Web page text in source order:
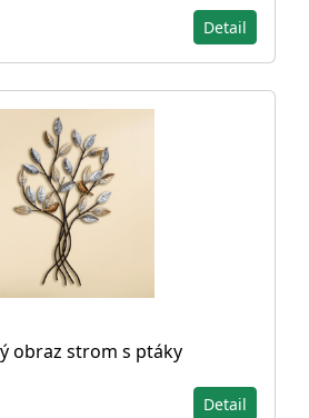
Detail
obraz strom s ptáky
Detail